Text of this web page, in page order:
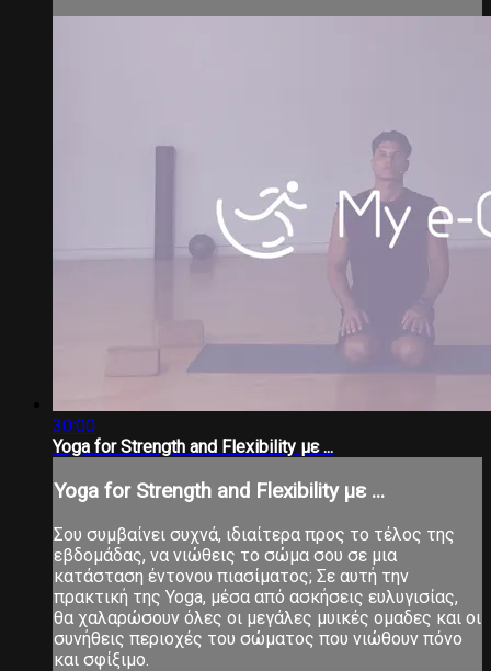
30:00
Yoga for Strength and Flexibility με ...
Yoga for Strength and Flexibility με ...
Σου συμβαίνει συχνά, ιδιαίτερα προς το τέλος της
εβδομάδας, να νιώθεις το σώμα σου σε μια
κατάσταση έντονου πιασίματος; Σε αυτή την
πρακτική της Yoga, μέσα από ασκήσεις ευλυγισίας,
θα χαλαρώσουν όλες οι μεγάλες μυικές ομαδες και οι
συνήθεις περιοχές του σώματος που νιώθουν πόνο
και σφίξιμο.